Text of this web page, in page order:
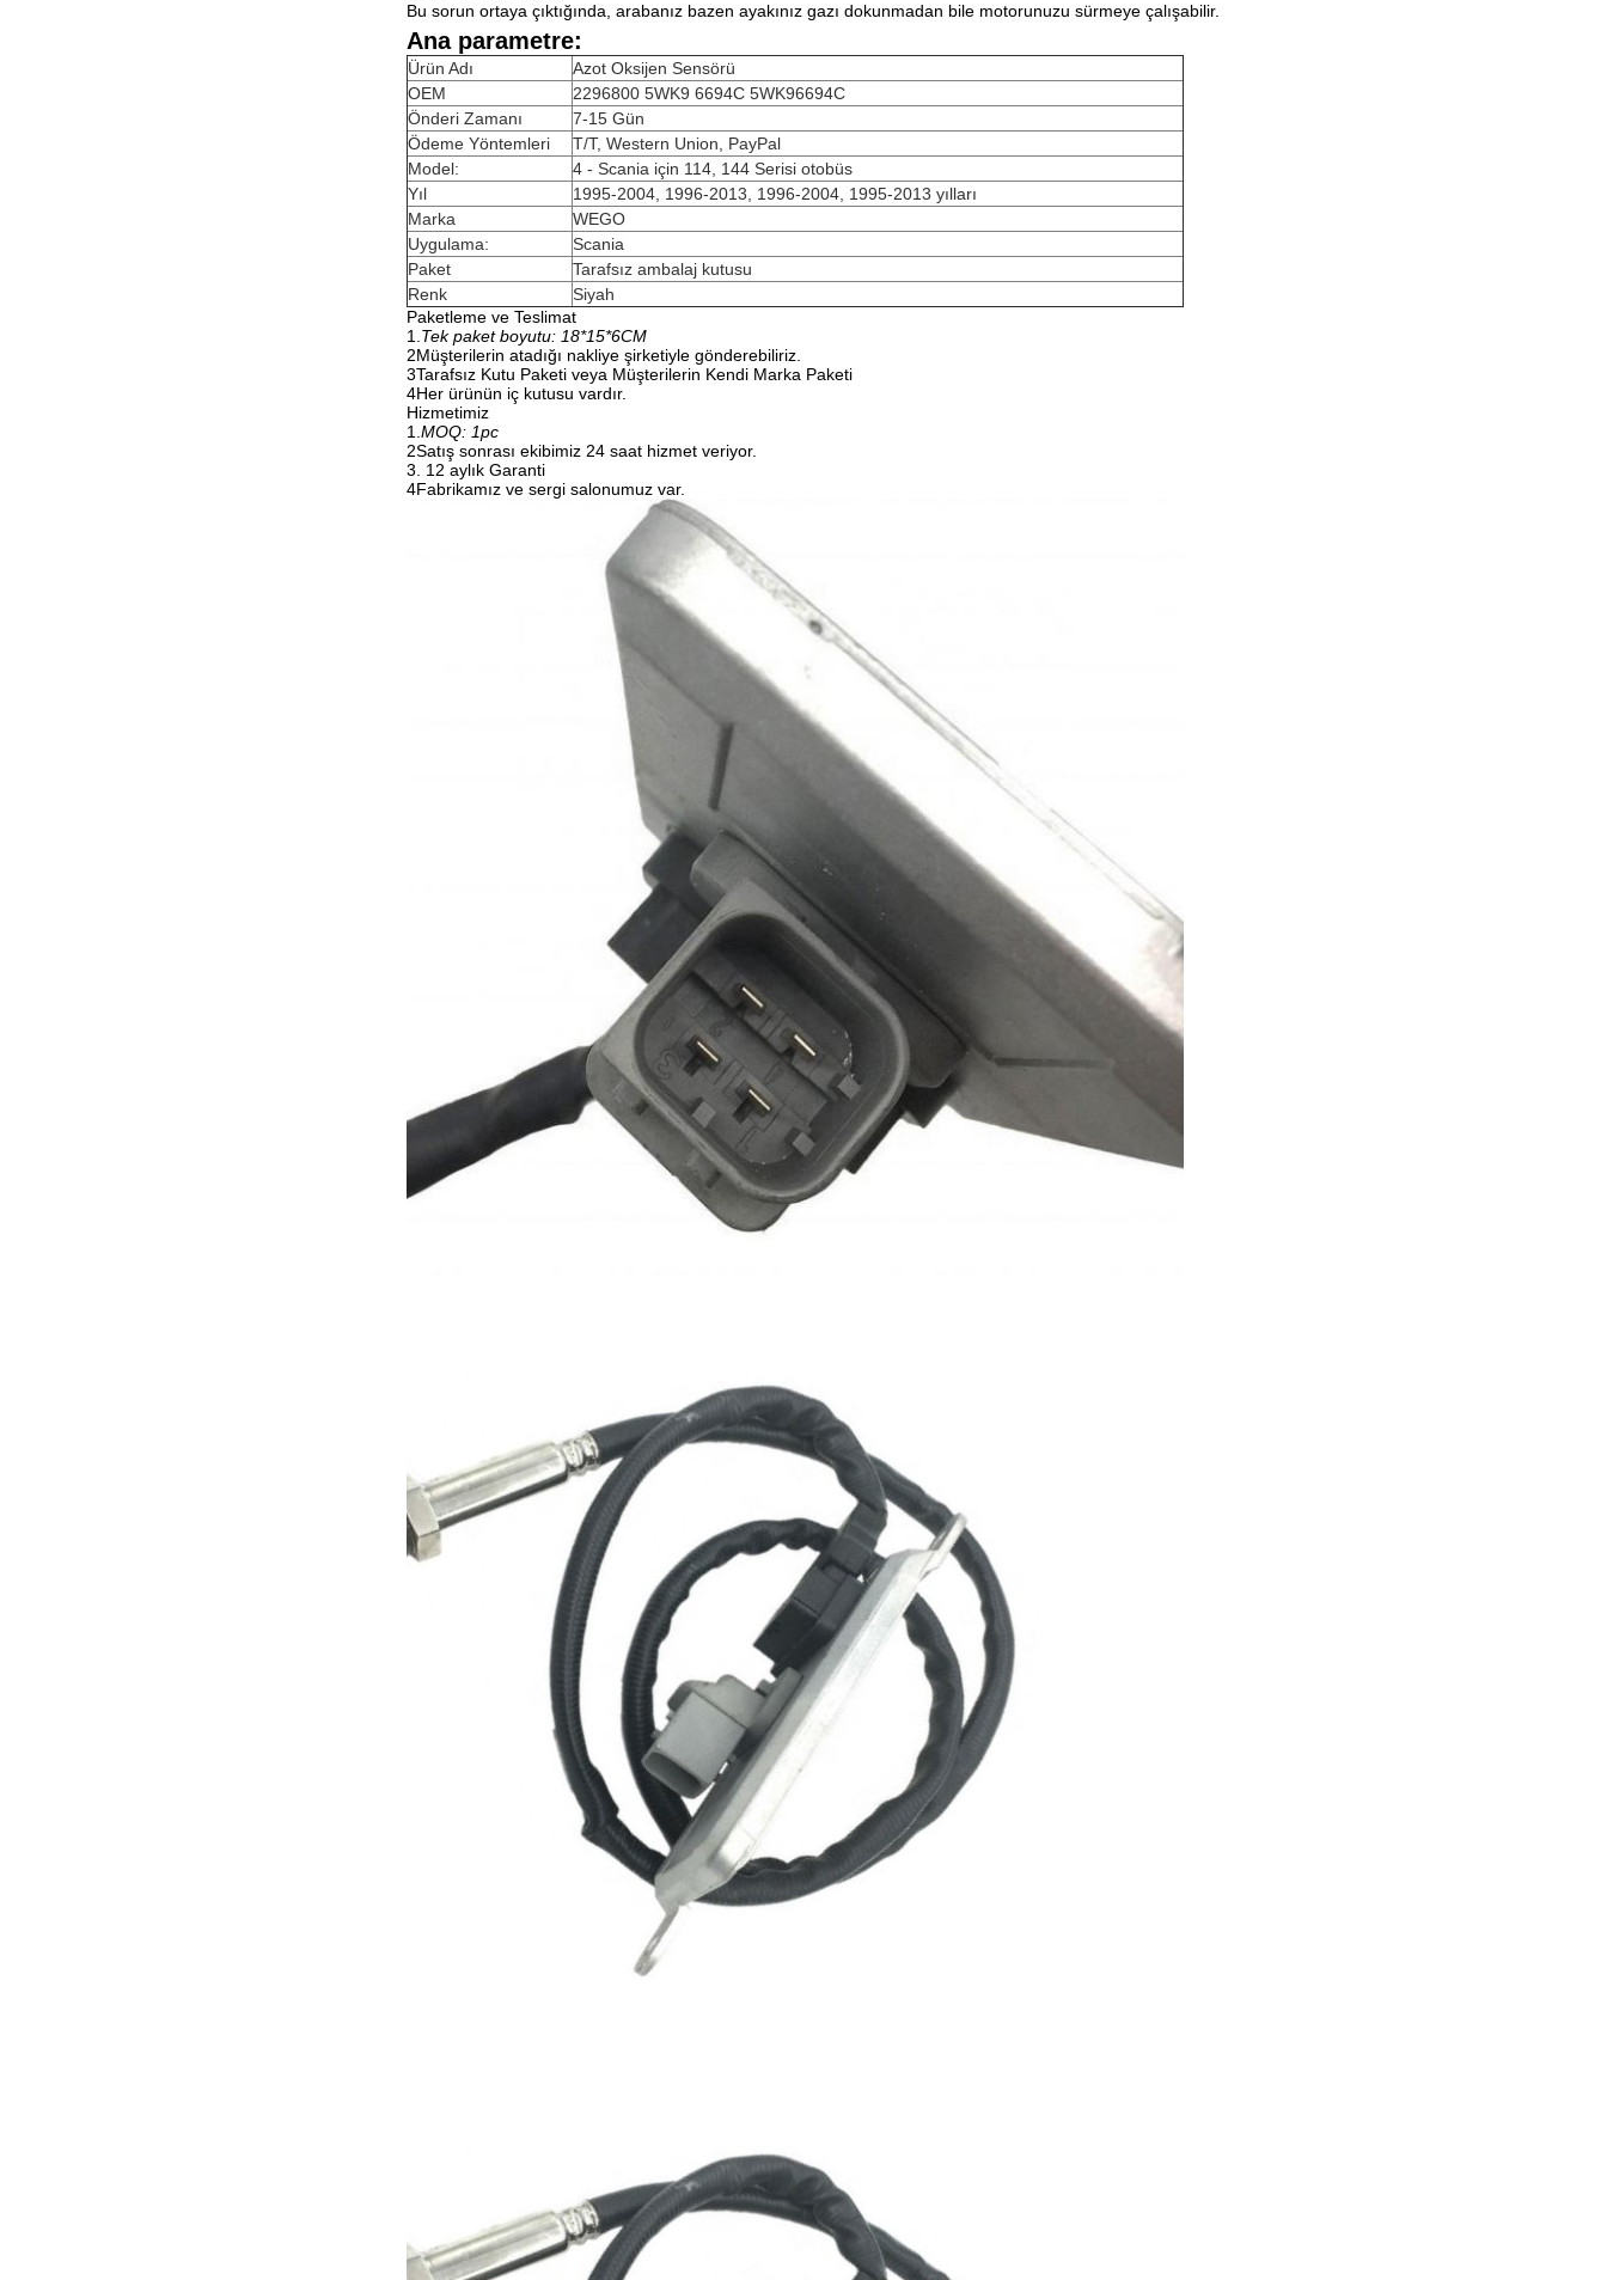
Bu sorun ortaya çıktığında, arabanız bazen ayakınız gazı dokunmadan bile motorunuzu sürmeye çalışabilir.
Ana parametre:
Ürün Adı
Azot Oksijen Sensörü
OEM
2296800 5WK9 6694C 5WK96694C
Önderi Zamanı
7-15 Gün
Ödeme Yöntemleri
T/T, Western Union, PayPal
Model:
4 - Scania için 114, 144 Serisi otobüs
Yıl
1995-2004, 1996-2013, 1996-2004, 1995-2013 yılları
Marka
WEGO
Uygulama:
Scania
Paket
Tarafsız ambalaj kutusu
Renk
Siyah
Paketleme ve Teslimat
1. Tek paket boyutu: 18*15*6CM
2Müşterilerin atadığı nakliye şirketiyle gönderebiliriz.
3Tarafsız Kutu Paketi veya Müşterilerin Kendi Marka Paketi
4Her ürünün iç kutusu vardır.
Hizmetimiz
1. MOQ: 1pc
2Satış sonrası ekibimiz 24 saat hizmet veriyor.
3. 12 aylık Garanti
4Fabrikamız ve sergi salonumuz var.